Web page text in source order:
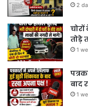
2
तोड़े
1
बाद
1